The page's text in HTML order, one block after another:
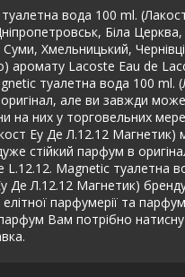
вода 100 ml.
Біла
Хмельницький,
аромату Lacoste Eau de
туалетна вода 100
але ви завжди
них у торговельних
Еу Де Л.12.12 Магнетик)
стійкий парфум в
Magnetic туалетна
Де Л.12.12 Магнетик)
парфумерії та
Вам потрібно